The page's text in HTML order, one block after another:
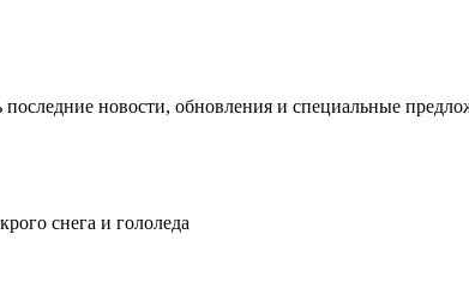
новости, обновления и специальные